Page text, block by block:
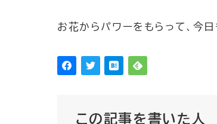
お花からパワーをもらって、今日
この記事を書いた人